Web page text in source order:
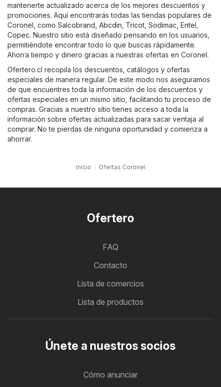
mantenerte actualizado acerca de los mejores descuentos y
promociones. Aquí encontrarás todas las tiendas populares de
Coronel, como Salcobrand Abcdin Tricot Sodimac Entel
Copec. Nuestro sitio está diseñado pensando en los usuarios,
permitiéndote encontrar todo lo que buscas rápidamente.
Ahorra tiempo y dinero gracias a nuestras ofertas en Coronel.
Ofertero.cl recopila los descuentos, catálogos y ofertas
especiales de manera regular. De este modo nos aseguramos
de que encuentres toda la información de los descuentos y
ofertas especiales en un mismo sitio, facilitando tu proceso de
compras. Gracias a nuestro sitio tienes acceso a toda la
información sobre ofertas actualizadas para sacar ventaja al
comprar. No te pierdas de ninguna oportunidad y comienza a
ahorrar.
Inicio Ofertas Coronel
Ofertero
FAQ
Contacto
Lista de comercios
Lista de productos
Únete a nuestros socios
Cómo anunciar